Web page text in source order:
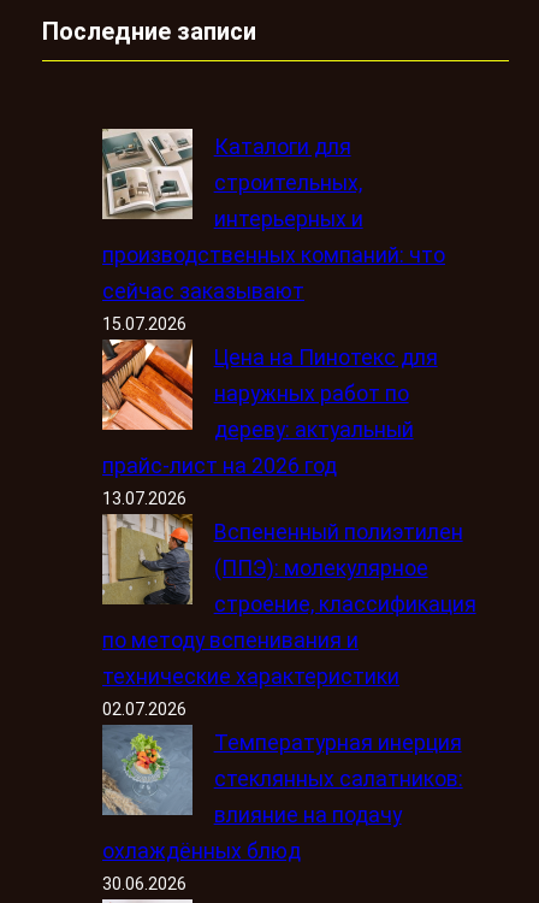
Последние записи
Каталоги для
строительных,
интерьерных и
производственных компаний: что
сейчас заказывают
15.07.2026
Цена на Пинотекс для
наружных работ по
дереву: актуальный
прайс-лист на 2026 год
13.07.2026
Вспененный полиэтилен
(ППЭ): молекулярное
строение, классификация
по методу вспенивания и
технические характеристики
02.07.2026
Температурная инерция
стеклянных салатников:
влияние на подачу
охлаждённых блюд
30.06.2026